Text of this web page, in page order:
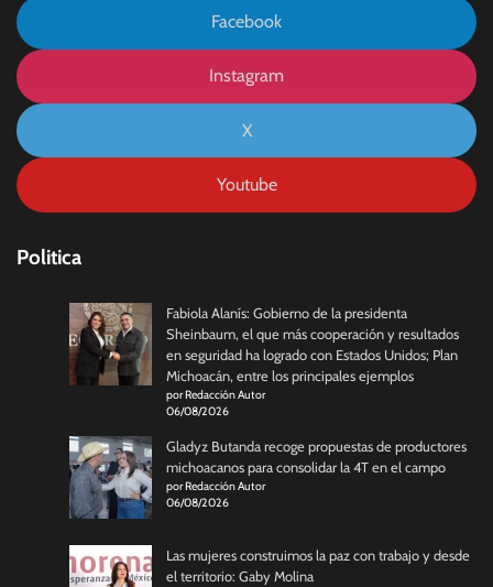
Facebook
Instagram
X
Youtube
Politica
Fabiola Alanís: Gobierno de la presidenta
Sheinbaum, el que más cooperación y resultados
en seguridad ha logrado con Estados Unidos; Plan
Michoacán, entre los principales ejemplos
por Redacción Autor
06/08/2026
Gladyz Butanda recoge propuestas de productores
michoacanos para consolidar la 4T en el campo
por Redacción Autor
06/08/2026
Las mujeres construimos la paz con trabajo y desde
el territorio: Gaby Molina